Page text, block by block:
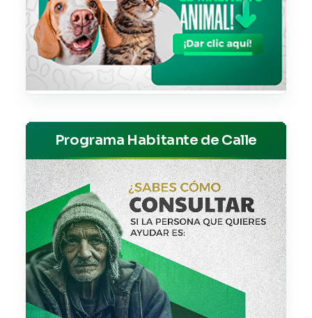
Programa Habitante de Calle